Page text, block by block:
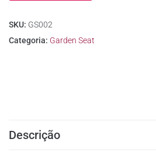
SKU: GS002
Categoria: Garden Seat
Descrição